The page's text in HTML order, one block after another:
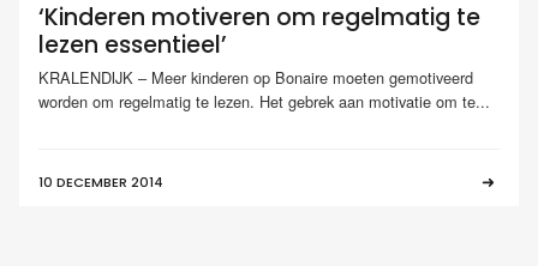
‘Kinderen motiveren om regelmatig te
lezen essentieel’
KRALENDIJK – Meer kinderen op Bonaire moeten gemotiveerd
worden om regelmatig te lezen. Het gebrek aan motivatie om te...
10 DECEMBER 2014